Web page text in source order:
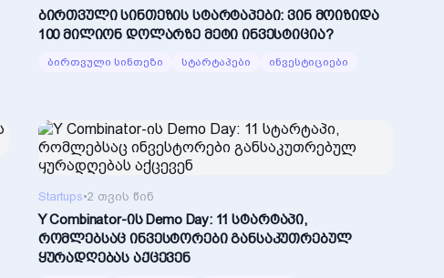
ბირთვული სინთეზის სტარტაპები: ვინ მოიზიდა
100 მილიონ დოლარზე მეტი ინვესტიცია?
ბირთვული სინთეზი სტარტაპები ინვესტიციები
Startups•2 თვის წინ
Y Combinator-ის Demo Day: 11 სტარტაპი,
რომლებსაც ინვესტორები განსაკუთრებულ
ყურადღებას აქცევენ